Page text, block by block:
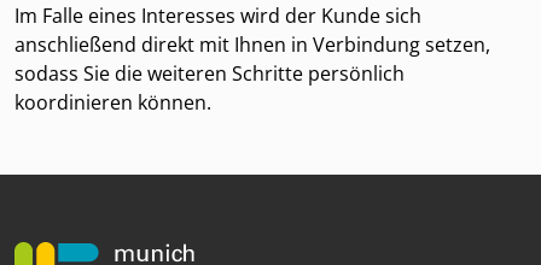
Im Falle eines Interesses wird der Kunde sich
anschließend direkt mit Ihnen in Verbindung setzen,
sodass Sie die weiteren Schritte persönlich
koordinieren können.